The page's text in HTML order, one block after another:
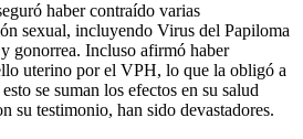
haber contraído varias
sexual, incluyendo Virus del Papiloma
gonorrea. Incluso afirmó haber
uterino por el VPH, lo que la obligó a
se suman los efectos en su salud
su testimonio, han sido devastadores.